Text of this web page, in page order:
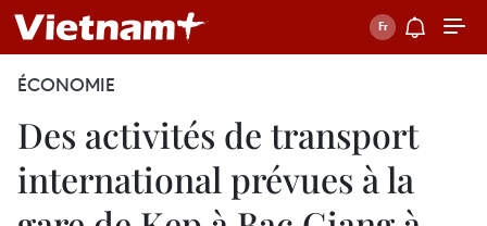
ÉCONOMIE
Des activités de transport
international prévues à la